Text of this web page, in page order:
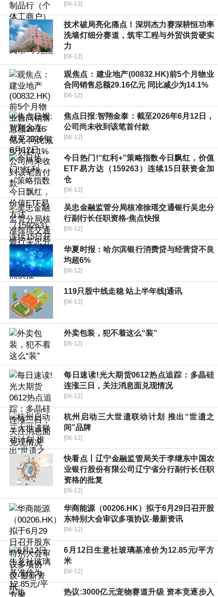
[06-13]
技术破局亮化痛点！深圳杰力赛深耕恒功率
洗墙灯细分赛道，筑牢工程与外贸供货硬实
力
[06-12]
观焦点：建业地产(00832.HK)前5个月物业
合同销售总额29.16亿元 同比减少为14.1%
[06-12]
焦点日报:智翔金泰：截至2026年6月12日，
公司尚未收到该笔首付款
[06-12]
今日热门!“红利+”策略指数今日飘红，价值
ETF易方达（159263）连续15日获资金加
仓
[06-12]
吴忠金融监管分局核准徐瑶交通银行吴忠分
行副行长任职资格-焦点快报
[06-12]
华夏时报：哈尔滨银行消费贷与经营贷不良
均超6%
[06-12]
119只股中线走稳 站上半年线|通讯
[06-12]
外卖包装，犯不着这么“装”
[06-12]
每日速读!光大期货0612热点追踪：多晶硅
连涨三日，关注消息面兑现情况
[06-12]
杭州启动三大世遗联动计划 推出“世遗之
间”品牌
[06-12]
快看点丨辽宁金融监管局关于李继东中国农
业银行股份有限公司辽宁省分行副行长任职
资格的批复
[06-12]
华商能源（00206.HK）拟于6月29日召开股
东特别大会审议多项协议-最新资讯
[06-12]
6月12日生意社玻璃基准价为12.85元/平方
米
[06-12]
热议:3000亿元宠物赛道升级 资本竞逐步入